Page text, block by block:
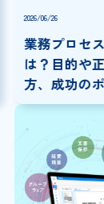
2026/06/26
業務プロセ
は？目的や
方、成功の
解説